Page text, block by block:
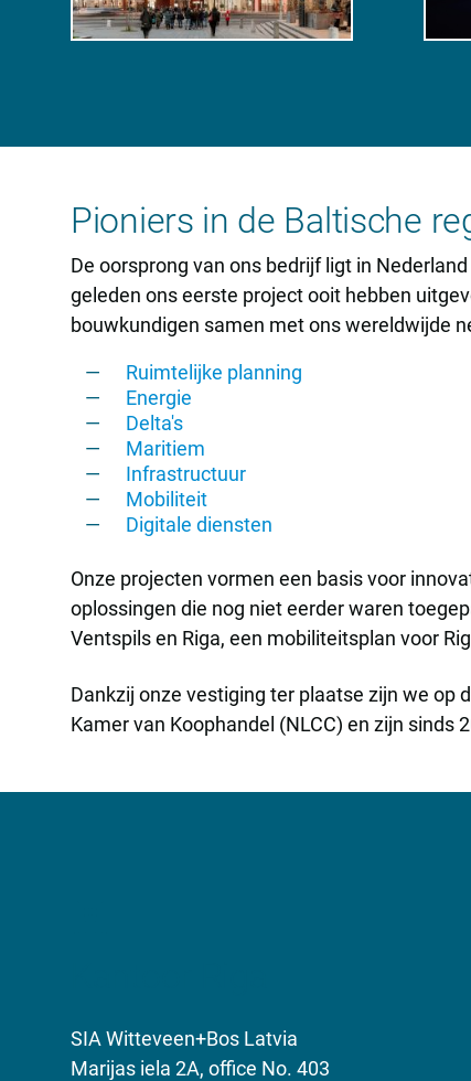
Pioniers in de Baltische
De oorsprong van ons bedrijf ligt in
geleden ons eerste project ooit hebben
bouwkundigen samen met ons wereldwijde
Ruimtelijke planning
Energie
Delta's
Maritiem
Infrastructuur
Mobiliteit
Digitale diensten
Onze projecten vormen een basis voor
oplossingen die nog niet eerder waren
Ventspils en Riga, een mobiliteitsplan voor
Dankzij onze vestiging ter plaatse zijn we op
Kamer van Koophandel (NLCC) en zijn
SIA Witteveen+Bos Latvia
Marijas iela 2A, office No. 403